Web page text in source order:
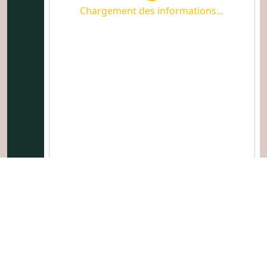
Chargement des
Chargement des informations...